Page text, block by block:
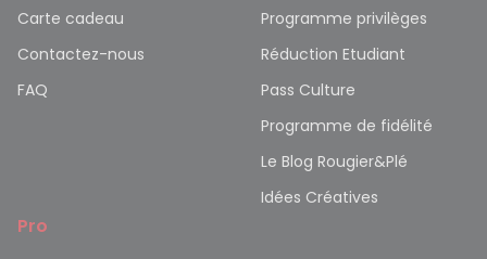
Carte cadeau
Contactez-nous
FAQ
Programme privilèges
Réduction Etudiant
Pass Culture
Programme de fidélité
Le Blog Rougier&Plé
Idées Créatives
Pro